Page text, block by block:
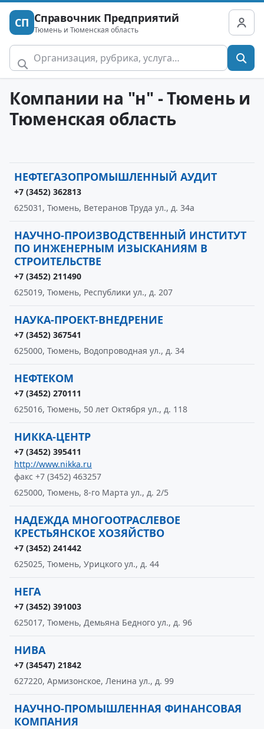
СП Справочник Предприятий
Тюмень и Тюменская область
Компании на "н" - Тюмень и
Тюменская область
НЕФТЕГАЗОПРОМЫШЛЕННЫЙ АУДИТ
+7 (3452) 362813
625031, Тюмень, Ветеранов Труда ул., д. 34а
НАУЧНО-ПРОИЗВОДСТВЕННЫЙ ИНСТИТУТ
ПО ИНЖЕНЕРНЫМ ИЗЫСКАНИЯМ В
СТРОИТЕЛЬСТВЕ
+7 (3452) 211490
625019, Тюмень, Республики ул., д. 207
НАУКА-ПРОЕКТ-ВНЕДРЕНИЕ
+7 (3452) 367541
625000, Тюмень, Водопроводная ул., д. 34
НЕФТЕКОМ
+7 (3452) 270111
625016, Тюмень, 50 лет Октября ул., д. 118
НИККА-ЦЕНТР
+7 (3452) 395411
http://www.nikka.ru
факс +7 (3452) 463257
625000, Тюмень, 8-го Марта ул., д. 2/5
НАДЕЖДА МНОГООТРАСЛЕВОЕ
КРЕСТЬЯНСКОЕ ХОЗЯЙСТВО
+7 (3452) 241442
625025, Тюмень, Урицкого ул., д. 44
НЕГА
+7 (3452) 391003
625017, Тюмень, Демьяна Бедного ул., д. 96
НИВА
+7 (34547) 21842
627220, Армизонское, Ленина ул., д. 99
НАУЧНО-ПРОМЫШЛЕННАЯ ФИНАНСОВАЯ
КОМПАНИЯ